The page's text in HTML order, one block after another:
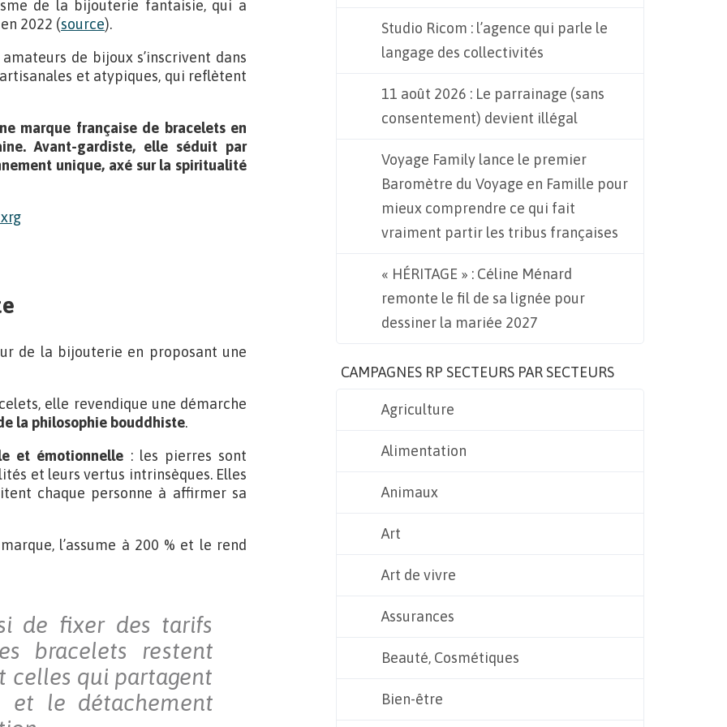
de la bijouterie fantaisie, qui a
2022 (source).
de bijoux s’inscrivent dans
et atypiques, qui reflètent
marque française de bracelets en
Avant-gardiste, elle séduit par
unique, axé sur la spiritualité
de la bijouterie en proposant une
elle revendique une démarche
la philosophie bouddhiste.
et émotionnelle : les pierres sont
et leurs vertus intrinsèques. Elles
chaque personne à affirmer sa
l’assume à 200 % et le rend
de fixer des tarifs
bracelets restent
celles qui partagent
et le détachement
Studio Ricom : l’agence qui parle le
langage des collectivités
11 août 2026 : Le parrainage (sans
consentement) devient illégal
Voyage Family lance le premier
Baromètre du Voyage en Famille pour
mieux comprendre ce qui fait
vraiment partir les tribus françaises
« HÉRITAGE » : Céline Ménard
remonte le fil de sa lignée pour
dessiner la mariée 2027
CAMPAGNES RP SECTEURS PAR SECTEURS
Agriculture
Alimentation
Animaux
Art
Art de vivre
Assurances
Beauté, Cosmétiques
Bien-être